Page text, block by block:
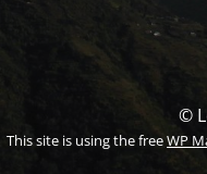
©
This site is using the freeWP